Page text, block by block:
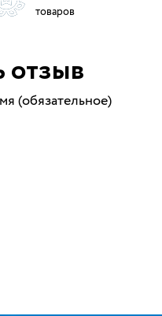
товаров
отзыв
(обязательное)